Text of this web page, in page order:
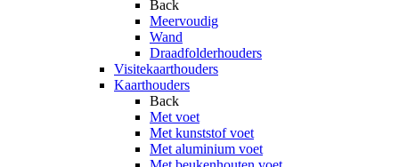
Back
Meervoudig
Wand
Draadfolderhouders
Visitekaarthouders
Kaarthouders
Back
Met voet
Met kunststof voet
Met aluminium voet